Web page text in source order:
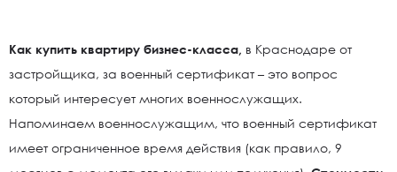
Как купить квартиру бизнес-класса, в Краснодаре от
застройщика, за военный сертификат – это вопрос
который интересует многих военнослужащих.
Напоминаем военнослужащим, что военный сертификат
имеет ограниченное время действия (как правило, 9